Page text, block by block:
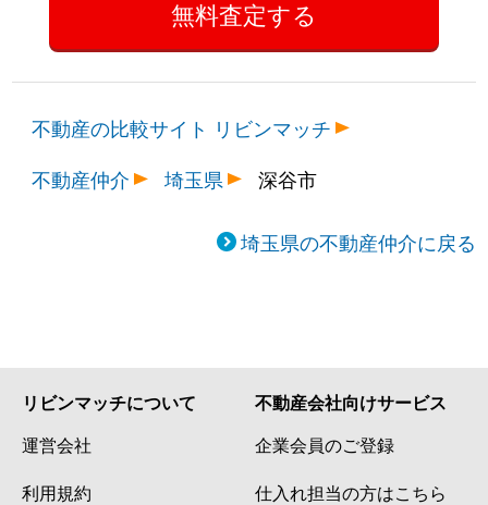
不動産の比較サイト リビンマッチ
不動産仲介
埼玉県 深谷市
埼玉県の不動産仲介に戻る
リビンマッチについて
運営会社
利用規約
不動産会社向けサービス
企業会員のご登録
仕入れ担当の方はこちら